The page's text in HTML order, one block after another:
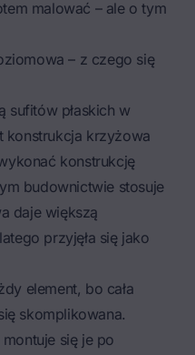
malować – ale o tym
– z czego się
sufitów płaskich w
konstrukcja krzyżowa
konstrukcję
budownictwie stosuje
daje większą
przyjęła się jako
element, bo cała
skomplikowana.
montuje się je po